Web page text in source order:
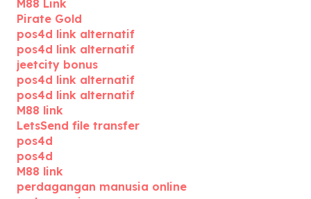
M88 Link
Pirate Gold
pos4d link alternatif
pos4d link alternatif
jeetcity bonus
pos4d link alternatif
pos4d link alternatif
M88 link
LetsSend file transfer
pos4d
pos4d
M88 link
perdagangan manusia online